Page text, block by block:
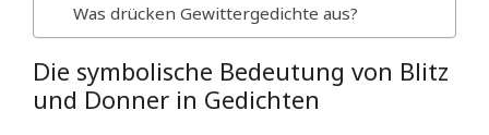
Was drücken Gewittergedichte aus?
Die symbolische Bedeutung von Blitz
und Donner in Gedichten